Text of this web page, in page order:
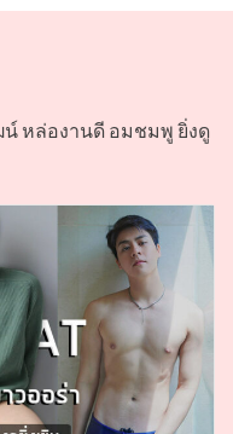
น์ หล่องานดี อมชมพู ยิ่งดู